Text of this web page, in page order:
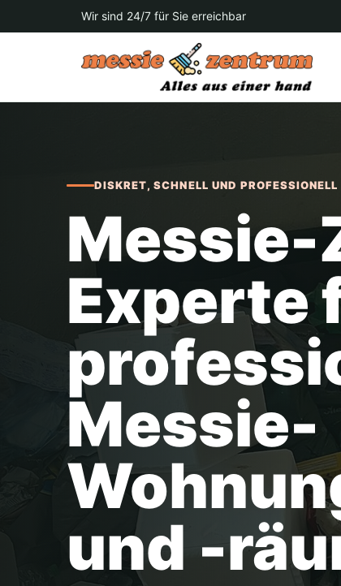
Wir sind 24/7 für Sie erreichbar
DISKRET, SCHNELL UND PROFESSIONELL
Messie-
Experte
Messie-
und -